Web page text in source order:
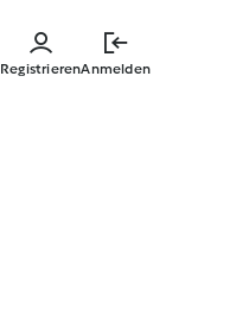
RegistrierenAnmelden